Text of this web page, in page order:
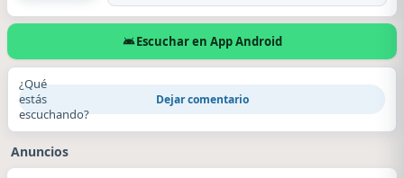
Escuchar en App Android
¿Qué
estás
escuchando?
Dejar comentario
Anuncios